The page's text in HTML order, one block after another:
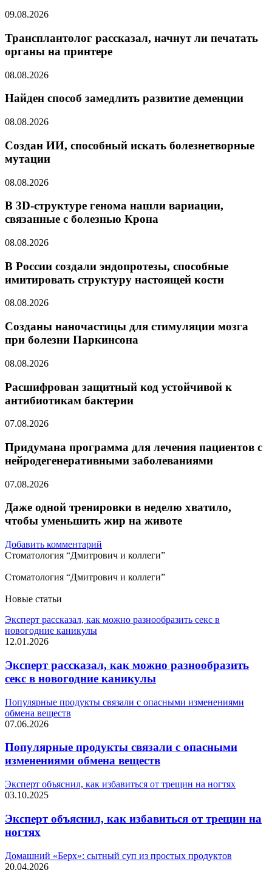
09.08.2026
Трансплантолог рассказал, начнут ли печатать
органы на принтере
08.08.2026
Найден способ замедлить развитие деменции
08.08.2026
Создан ИИ, способный искать болезнетворные
мутации
08.08.2026
В 3D-структуре генома нашли вариации,
связанные с болезнью Крона
08.08.2026
В России создали эндопротезы, способные
имитировать структуру настоящей кости
08.08.2026
Созданы наночастицы для стимуляции мозга
при болезни Паркинсона
08.08.2026
Расшифрован защитный код устойчивой к
антибиотикам бактерии
07.08.2026
Придумана программа для лечения пациентов с
нейродегенеративными заболеваниями
07.08.2026
Даже одной тренировки в неделю хватило,
чтобы уменьшить жир на животе
Добавить комментарий
Стоматология “Дмитрович и коллеги”
Стоматология “Дмитрович и коллеги”
Новые статьи
Эксперт рассказал, как можно разнообразить секс в
новогодние каникулы
12.01.2026
Эксперт рассказал, как можно разнообразить
секс в новогодние каникулы
Популярные продукты связали с опасными изменениями
обмена веществ
07.06.2026
Популярные продукты связали с опасными
изменениями обмена веществ
Эксперт объяснил, как избавиться от трещин на ногтях
03.10.2025
Эксперт объяснил, как избавиться от трещин на
ногтях
Домашний «Берх»: сытный суп из простых продуктов
20.04.2026